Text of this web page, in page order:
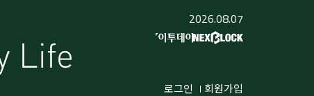
2026.08.07
로그인 회원가입